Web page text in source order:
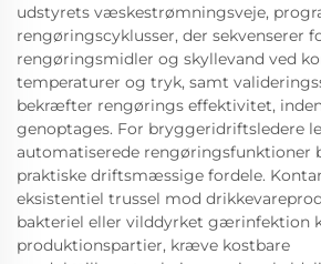
udstyrets væskestrømningsveje,
rengøringscyklusser, der sekvenserer
rengøringsmidler og skyllevand ved
temperaturer og tryk, samt
bekræfter rengørings effektivitet,
genoptages. For bryggeridriftsledere
automatiserede rengøringsfunktioner
praktiske driftsmæssige fordele.
eksistentiel trussel mod
bakteriel eller vilddyrket gærinfektion
produktionspartier, kræve kostbare